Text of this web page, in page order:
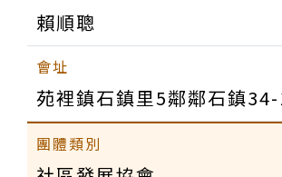
賴順聰
苑裡鎮石鎮里5鄰鄰石鎮